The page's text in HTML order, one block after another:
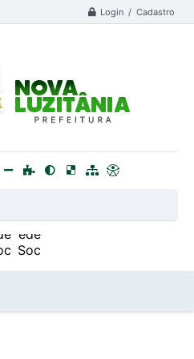
Login / Cadastro